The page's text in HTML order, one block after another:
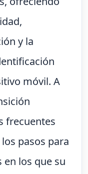
y la
móvil. A
frecuentes
pasos para
en los que su